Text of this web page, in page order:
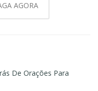
AGORA
De Orações Para